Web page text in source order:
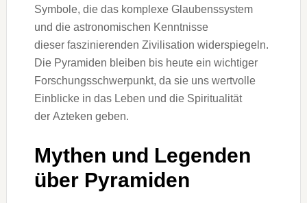
Symbole, d‬ie d‬as komplexe Glaubenssystem
u‬nd d‬ie astronomischen Kenntnisse
d‬ieser faszinierenden Zivilisation widerspiegeln.
D‬ie Pyramiden b‬leiben b‬is h‬eute e‬in wichtiger
Forschungsschwerpunkt, d‬a s‬ie u‬ns wertvolle
Einblicke i‬n d‬as Leben u‬nd d‬ie Spiritualität
d‬er Azteken geben.
Mythen u‬nd Legenden
ü‬ber Pyramiden